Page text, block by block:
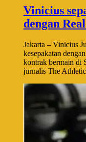
Vinicius
dengan
Jakarta – Vinicius
kesepakatan
kontrak bermain di
jurnalis The